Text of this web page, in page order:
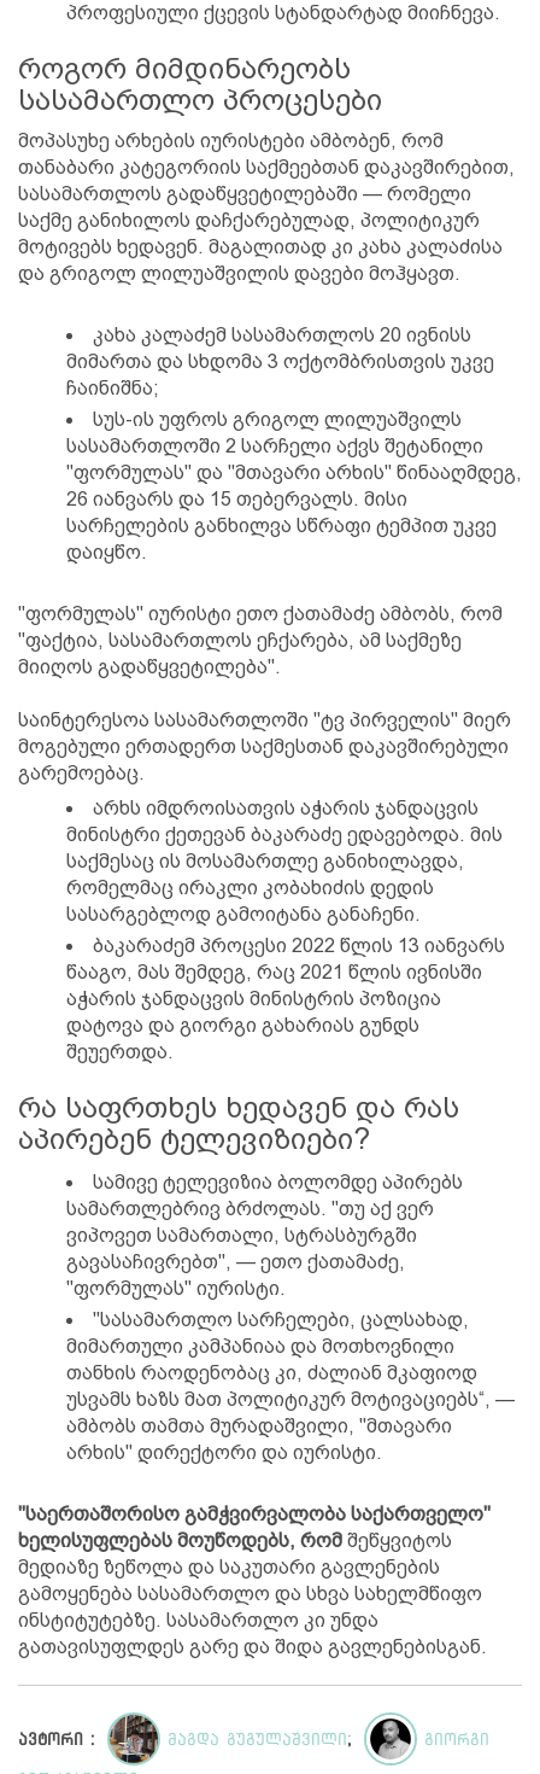
პროფესიული ქცევის სტანდარტად მიიჩნევა.
როგორ მიმდინარეობს
სასამართლო პროცესები
მოპასუხე არხების იურისტები ამბობენ, რომ
თანაბარი კატეგორიის საქმეებთან დაკავშირებით,
სასამართლოს გადაწყვეტილებაში — რომელი
საქმე განიხილოს დაჩქარებულად, პოლიტიკურ
მოტივებს ხედავენ. მაგალითად კი კახა კალაძისა
და გრიგოლ ლილუაშვილის დავები მოჰყავთ.
კახა კალაძემ სასამართლოს 20 ივნისს
მიმართა და სხდომა 3 ოქტომბრისთვის უკვე
ჩაინიშნა;
სუს-ის უფროს გრიგოლ ლილუაშვილს
სასამართლოში 2 სარჩელი აქვს შეტანილი
"ფორმულას" და "მთავარი არხის" წინააღმდეგ,
26 იანვარს და 15 თებერვალს. მისი
სარჩელების განხილვა სწრაფი ტემპით უკვე
დაიყწო.
"ფორმულას" იურისტი ეთო ქათამაძე ამბობს, რომ
"ფაქტია, სასამართლოს ეჩქარება, ამ საქმეზე
მიიღოს გადაწყვეტილება".
საინტერესოა სასამართლოში "ტვ პირველის" მიერ
მოგებული ერთადერთ საქმესთან დაკავშირებული
გარემოებაც.
არხს იმდროისათვის აჭარის ჯანდაცვის
მინისტრი ქეთევან ბაკარაძე ედავებოდა. მის
საქმესაც ის მოსამართლე განიხილავდა,
რომელმაც ირაკლი კობახიძის დედის
სასარგებლოდ გამოიტანა განაჩენი.
ბაკარაძემ პროცესი 2022 წლის 13 იანვარს
წააგო, მას შემდეგ, რაც 2021 წლის ივნისში
აჭარის ჯანდაცვის მინისტრის პოზიცია
დატოვა და გიორგი გახარიას გუნდს
შეუერთდა.
რა საფრთხეს ხედავენ და რას
აპირებენ ტელევიზიები?
სამივე ტელევიზია ბოლომდე აპირებს
სამართლებრივ ბრძოლას. "თუ აქ ვერ
ვიპოვეთ სამართალი, სტრასბურგში
გავასაჩივრებთ", — ეთო ქათამაძე,
"ფორმულას" იურისტი.
"სასამართლო სარჩელები, ცალსახად,
მიმართული კამპანიაა და მოთხოვნილი
თანხის რაოდენობაც კი, ძალიან მკაფიოდ
უსვამს ხაზს მათ პოლიტიკურ მოტივაციებს“, —
ამბობს თამთა მურადაშვილი, "მთავარი
არხის" დირექტორი და იურისტი.
"საერთაშორისო გამჭვირვალობა საქართველო"
ხელისუფლებას მოუწოდებს, რომ შეწყვიტოს
მედიაზე ზეწოლა და საკუთარი გავლენების
გამოყენება სასამართლო და სხვა სახელმწიფო
ინსტიტუტებზე. სასამართლო კი უნდა
გათავისუფლდეს გარე და შიდა გავლენებისგან.
ავტორი : მაგდა გუგულაშვილი ; გიორგი